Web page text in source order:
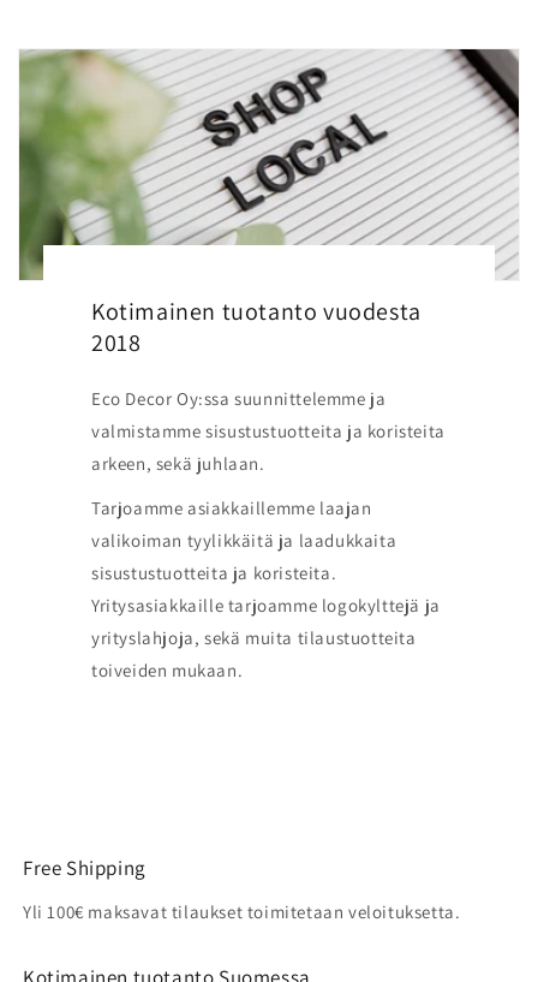
Kotimainen tuotanto vuodesta
2018
Eco Decor Oy:ssa suunnittelemme ja
valmistamme sisustustuotteita ja koristeita
arkeen, sekä juhlaan.
Tarjoamme asiakkaillemme laajan
valikoiman tyylikkäitä ja laadukkaita
sisustustuotteita ja koristeita.
Yritysasiakkaille tarjoamme logokylttejä ja
yrityslahjoja, sekä muita tilaustuotteita
toiveiden mukaan.
Free Shipping
Yli 100€ maksavat tilaukset toimitetaan veloituksetta.